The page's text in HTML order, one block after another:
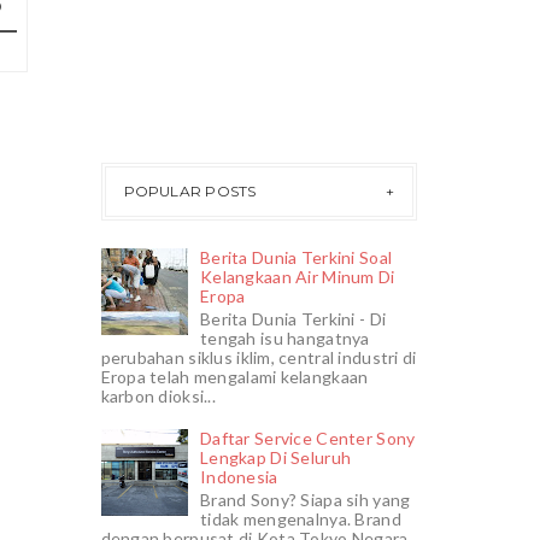
POPULAR POSTS
Berita Dunia Terkini Soal
Kelangkaan Air Minum Di
Eropa
Berita Dunia Terkini - Di
tengah isu hangatnya
perubahan siklus iklim, central industri di
Eropa telah mengalami kelangkaan
karbon dioksi...
Daftar Service Center Sony
Lengkap Di Seluruh
Indonesia
Brand Sony? Siapa sih yang
tidak mengenalnya. Brand